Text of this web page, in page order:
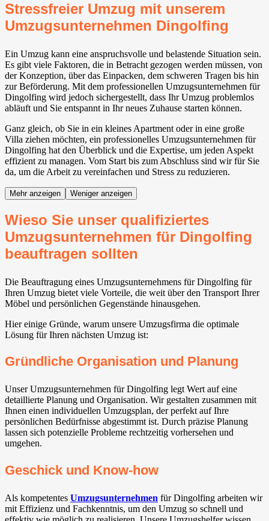
Stressfreier Umzug mit unserem
Umzugsunternehmen Dingolfing
Ein Umzug kann eine anspruchsvolle und belastende Situation sein.
Es gibt viele Faktoren, die in Betracht gezogen werden müssen, von
der Konzeption, über das Einpacken, dem schweren Tragen bis hin
zur Beförderung. Mit dem professionellen Umzugsunternehmen für
Dingolfing wird jedoch sichergestellt, dass Ihr Umzug problemlos
abläuft und Sie entspannt in Ihr neues Zuhause starten können.
Ganz gleich, ob Sie in ein kleines Apartment oder in eine große
Villa ziehen möchten, ein professionelles Umzugsunternehmen für
Dingolfing hat den Überblick und die Expertise, um jeden Aspekt
effizient zu managen. Vom Start bis zum Abschluss sind wir für Sie
da, um die Arbeit zu vereinfachen und Stress zu reduzieren.
Mehr anzeigen Weniger anzeigen
Wieso Sie unser qualifiziertes
Umzugsunternehmen für Dingolfing
beauftragen sollten
Die Beauftragung eines Umzugsunternehmens für Dingolfing für
Ihren Umzug bietet viele Vorteile, die weit über den Transport Ihrer
Möbel und persönlichen Gegenstände hinausgehen.
Hier einige Gründe, warum unsere Umzugsfirma die optimale
Lösung für Ihren nächsten Umzug ist:
Gründliche Organisation und Planung
Unser Umzugsunternehmen für Dingolfing legt Wert auf eine
detaillierte Planung und Organisation. Wir gestalten zusammen mit
Ihnen einen individuellen Umzugsplan, der perfekt auf Ihre
persönlichen Bedürfnisse abgestimmt ist. Durch präzise Planung
lassen sich potenzielle Probleme rechtzeitig vorhersehen und
umgehen.
Geschick und Know-how
Als kompetentes Umzugsunternehmen für Dingolfing arbeiten wir
mit Effizienz und Fachkenntnis, um den Umzug so schnell und